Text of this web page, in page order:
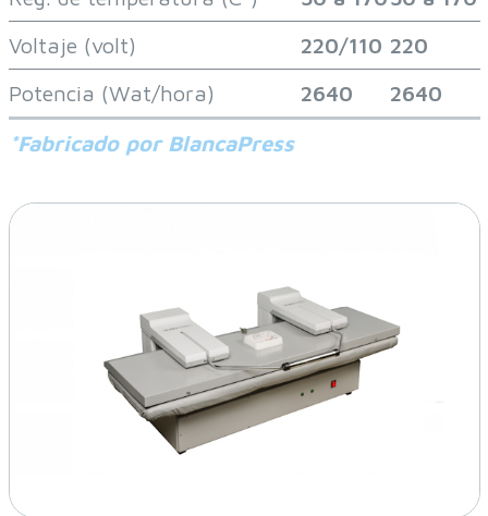
Voltaje (volt)
220/110 220
Potencia (Wat/hora)
2640
2640
*Fabricado por BlancaPress